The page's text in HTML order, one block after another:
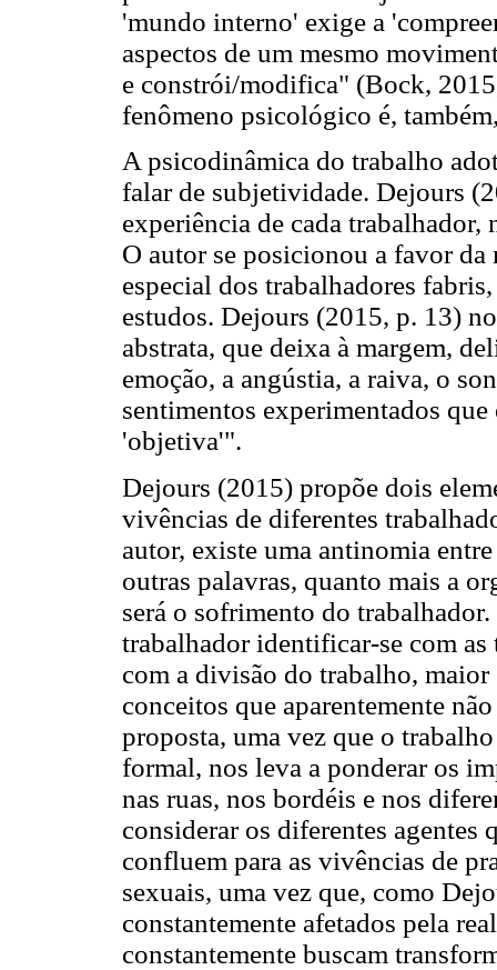
'mundo interno' exige a
aspectos de um mesmo
e constrói/modifica" (Bock,
fenômeno psicológico é,
A psicodinâmica do trabalho
falar de subjetividade. Dejours
experiência de cada trabalhador,
O autor se posicionou a favor
especial dos trabalhadores
estudos. Dejours (2015, p. 13)
abstrata, que deixa à margem,
emoção, a angústia, a raiva, o
sentimentos experimentados que
'objetiva'".
Dejours (2015) propõe dois
vivências de diferentes
autor, existe uma antinomia
outras palavras, quanto mais a
será o sofrimento do
trabalhador identificar-se com as
com a divisão do trabalho, maior
conceitos que aparentemente
proposta, uma vez que o
formal, nos leva a ponderar os
nas ruas, nos bordéis e nos
considerar os diferentes agentes
confluem para as vivências de
sexuais, uma vez que, como
constantemente afetados pela
constantemente buscam